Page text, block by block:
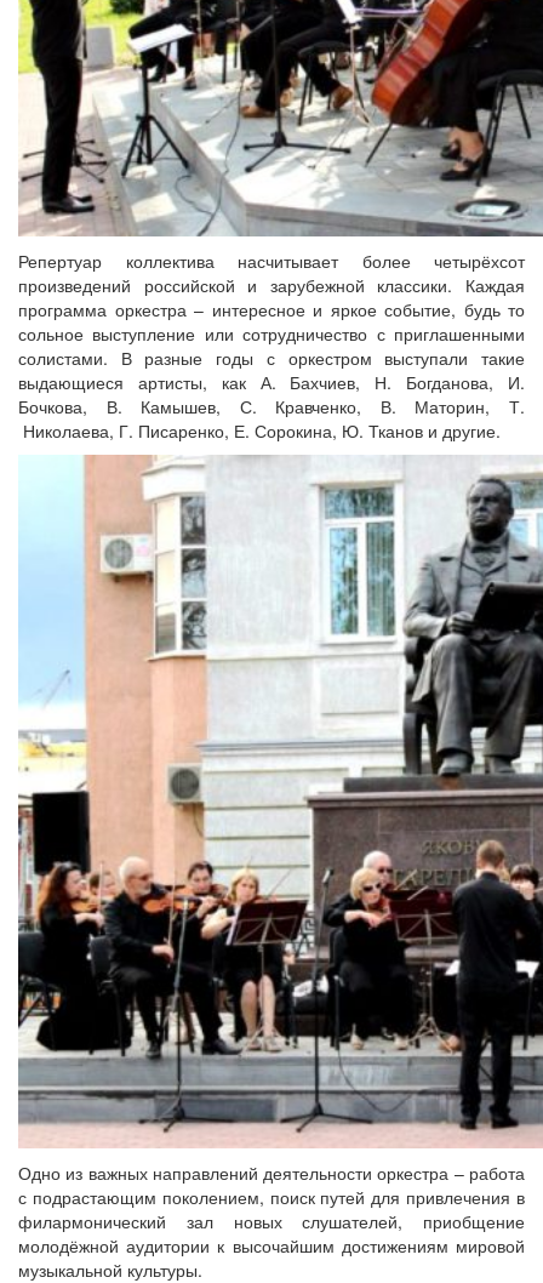
Репертуар коллектива насчитывает более четырёхсот
произведений российской и зарубежной классики. Каждая
программа оркестра – интересное и яркое событие, будь то
сольное выступление или сотрудничество с приглашенными
солистами. В разные годы с оркестром выступали такие
выдающиеся артисты, как А. Бахчиев, Н. Богданова, И.
Бочкова, В. Камышев, С. Кравченко, В. Маторин, Т.
Николаева, Г. Писаренко, Е. Сорокина, Ю. Тканов и другие.
Одно из важных направлений деятельности оркестра – работа
с подрастающим поколением, поиск путей для привлечения в
филармонический зал новых слушателей, приобщение
молодёжной аудитории к высочайшим достижениям мировой
музыкальной культуры.